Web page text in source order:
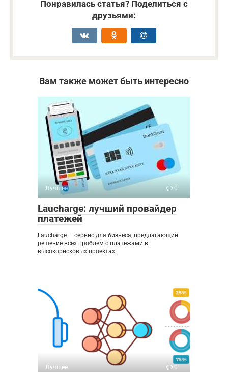
Понравилась статья? Поделиться с
друзьями:
Вам также может быть интересно
Лучшее 0
Laucharge: лучший провайдер
платежей
Laucharge — сервис для бизнеса, предлагающий
решение всех проблем с платежами в
высокорисковых проектах.
Лучшее 0